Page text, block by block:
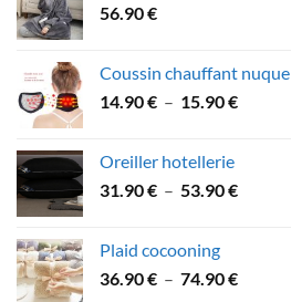
56.90€
Coussin chauffant nuque
14.90€ – 15.90€Plage
à
Oreiller hotellerie
31.90€ – 53.90€Plage
à
Plaid cocooning
36.90€ – 74.90€Plage